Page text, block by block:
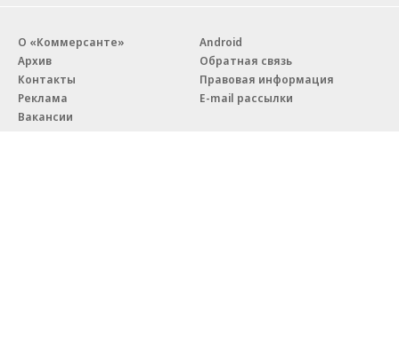
О «Коммерсанте»
Архив
Контакты
Реклама
Вакансии
Android
Обратная связь
Правовая информация
E-mail рассылки